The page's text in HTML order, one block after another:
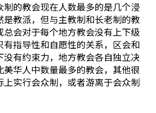
制的教会现在人数最多的是几个浸
是教派，但与主教制和长老制的教
总会对于每个地方教会没有上下级
有指导性和自愿性的关系，区会和
没有约束力，地方教会各自独立决
美华人中数量最多的教会，其他很
上实行会众制，或者游离于会众制